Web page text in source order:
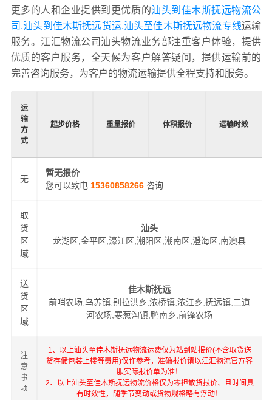
更多的人和企业提供到更优质的汕头到佳木斯抚远物流公
司,汕头到佳木斯抚远货运,汕头至佳木斯抚远物流专线运输
服务。江汇物流公司汕头物流业务部注重客户体验，提供
优质的客户服务，全天候为客户解答疑问，提供运输前的
完善咨询服务，为客户的物流运输提供全程支持和服务。
运
输
方
式
起步价格 重量报价 体积报价 运输时效
无
暂无报价
您可以致电 15360858266 咨询
取
货
区
域
汕头
龙湖区,金平区,濠江区,潮阳区,潮南区,澄海区,南澳县
送
货
区
域
佳木斯抚远
前哨农场,乌苏镇,别拉洪乡,浓桥镇,浓江乡,抚远镇,二道
河农场,寒葱沟镇,鸭南乡,前锋农场
注
意
事
项
1、以上汕头至佳木斯抚远物流运费仅为站到站报价(不含取货送
货存储包装上楼等费用)仅作参考，准确报价请以江汇物流官方客
服实际报价单为准！
2、以上汕头至佳木斯抚远物流价格仅为零担散货报价、且时间具
有时效性，随季节变动或货物规格略有浮动！